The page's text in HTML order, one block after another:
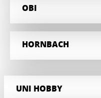
OBI
HORNBACH
UNI HOBBY